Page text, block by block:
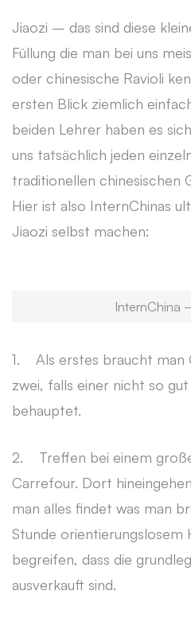
Jiaozi – das sind diese
Füllung die man bei uns
oder chinesische Ravioli
ersten Blick ziemlich
beiden Lehrer haben es
uns tatsächlich jeden
traditionellen chinesischen
Hier ist also InternChinas
Jiaozi selbst machen:
InternChina
1. Als erstes braucht man
zwei, falls einer nicht so
behauptet.
2. Treffen bei einem
Carrefour. Dort
man alles findet was man
Stunde orientierungslosem
begreifen, dass die
ausverkauft sind.